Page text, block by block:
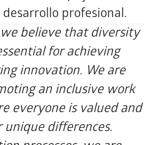
profesional.
believe that diversity
for achieving
innovation. We are
an inclusive work
everyone is valued and
differences.